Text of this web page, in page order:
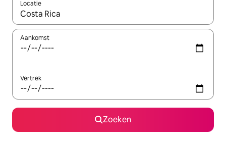
Locatie
Wanneer er resultaten beschikbaar zijn, maak je een keuze
Aankomst
Vertrek
Zoeken